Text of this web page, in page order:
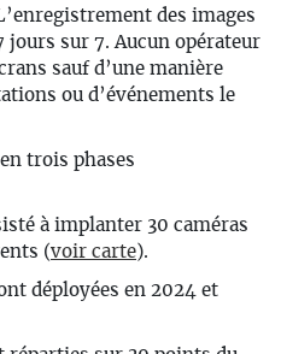
des images
jours sur 7. Aucun opérateur
sauf d’une manière
ou d’événements le
trois phases
à implanter 30 caméras
(voir carte).
déployées en 2024 et